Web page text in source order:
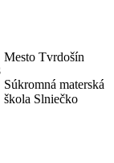
Mesto Tvrdošín
Súkromná materská
škola Slniečko